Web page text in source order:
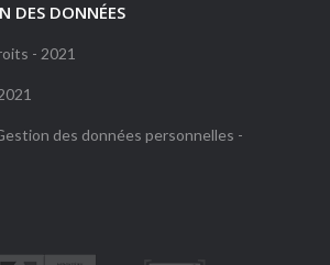
DES DONNÉES
- 2021
des données personnelles -